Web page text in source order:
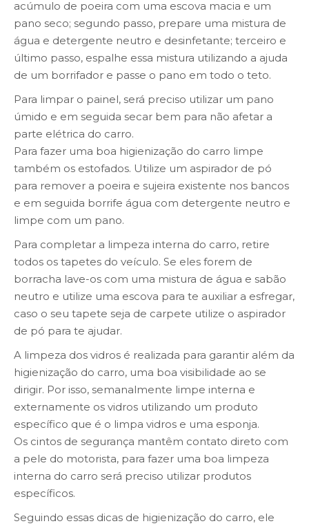
acúmulo de poeira com uma escova macia e um
pano seco; segundo passo, prepare uma mistura de
água e detergente neutro e desinfetante; terceiro e
último passo, espalhe essa mistura utilizando a ajuda
de um borrifador e passe o pano em todo o teto.
Para limpar o painel, será preciso utilizar um pano
úmido e em seguida secar bem para não afetar a
parte elétrica do carro.
Para fazer uma boa higienização do carro limpe
também os estofados. Utilize um aspirador de pó
para remover a poeira e sujeira existente nos bancos
e em seguida borrife água com detergente neutro e
limpe com um pano.
Para completar a limpeza interna do carro, retire
todos os tapetes do veículo. Se eles forem de
borracha lave-os com uma mistura de água e sabão
neutro e utilize uma escova para te auxiliar a esfregar,
caso o seu tapete seja de carpete utilize o aspirador
de pó para te ajudar.
A limpeza dos vidros é realizada para garantir além da
higienização do carro, uma boa visibilidade ao se
dirigir. Por isso, semanalmente limpe interna e
externamente os vidros utilizando um produto
específico que é o limpa vidros e uma esponja.
Os cintos de segurança mantêm contato direto com
a pele do motorista, para fazer uma boa limpeza
interna do carro será preciso utilizar produtos
específicos.
Seguindo essas dicas de higienização do carro, ele